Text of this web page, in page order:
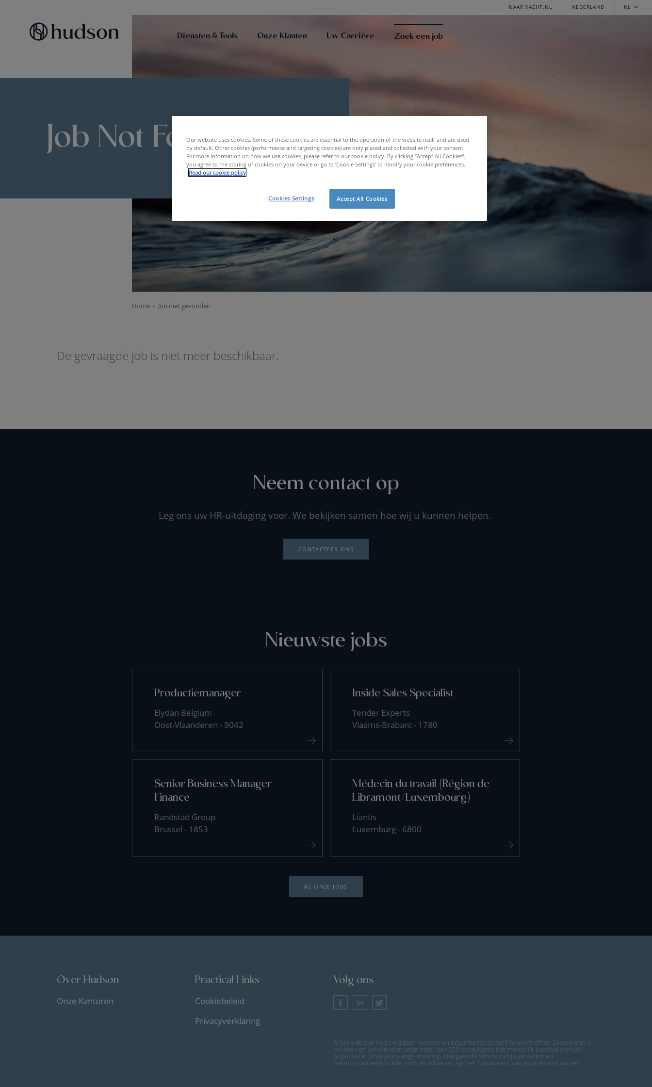
NAAR YACHT.NL NEDERLAND NL
Diensten & Tools Onze Klanten Uw Carrière Zoek een job
Job Not Found
Home Job niet gevonden
De gevraagde job is niet meer beschikbaar.
Neem contact op
Leg ons uw HR-uitdaging voor. We bekijken samen hoe wij u kunnen helpen.
CONTACTEER ONS
Nieuwste jobs
Productiemanager
Elydan Belgium
Oost-Vlaanderen - 9042
Inside Sales Specialist
Tender Experts
Vlaams-Brabant - 1780
Senior Business Manager
Finance
Randstad Group
Brussel - 1853
Médecin du travail (Région de
Libramont/Luxembourg)
Liantis
Luxemburg - 6800
AL ONZE JOBS
Over Hudson
Onze Kantoren
Practical Links
Cookiebeleid
Privacyverklaring
Volg ons
Al bijna 40 jaar helpt Hudson mensen en organisaties zichzelf te overtreffen. Samen met u
bouwen en ontwikkelen onze meer dan 250 consultants het menselijk kapitaal van uw
organisatie. Onze jarenlange ervaring, diepgaande kennis van jouw sector en
wetenschappelijk solide tools en adviezen zijn het fundament van jouw en ons succes.
Our website uses cookies. Some of these cookies are essential to the operation of the website itself and are used
by default. Other cookies (performance and targeting cookies) are only placed and collected with your consent.
For more information on how we use cookies, please refer to our cookie policy. By clicking “Accept All Cookies”,
you agree to the storing of cookies on your device or go to ‘Cookie Settings’ to modify your cookie preferences.
Read our cookie policy
Accept All Cookies
Cookies Settings